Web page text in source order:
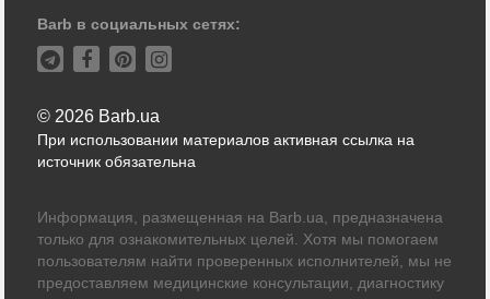
Barb в социальных сетях:
© 2026 Barb.ua
При использовании материалов активная ссылка на
источник обязательна
Информация, размещенная на Barb.ua, предназначена
только для ознакомительных целей. Хотя мы помогаем
пользователям найти проверенных исполнителей, мы не
предоставляем медицинские консультации, диагностику